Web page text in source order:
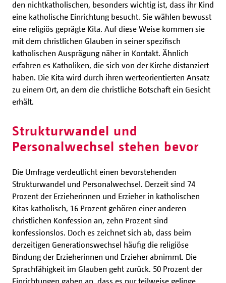
den nichtkatholischen, besonders wichtig ist, dass ihr Kind
eine katholische Einrichtung besucht. Sie wählen bewusst
eine religiös geprägte Kita. Auf diese Weise kommen sie
mit dem christlichen Glauben in seiner spezifisch
katholischen Ausprägung näher in Kontakt. Ähnlich
erfahren es Katholiken, die sich von der Kirche distanziert
haben. Die Kita wird durch ihren werteorientierten Ansatz
zu einem Ort, an dem die christliche Botschaft ein Gesicht
erhält.
Strukturwandel und
Personalwechsel stehen bevor
Die Umfrage verdeutlicht einen bevorstehenden
Strukturwandel und Personalwechsel. Derzeit sind 74
Prozent der Erzieherinnen und Erzieher in katholischen
Kitas katholisch, 16 Prozent gehören einer anderen
christlichen Konfession an, zehn Prozent sind
konfessionslos. Doch es zeichnet sich ab, dass beim
derzeitigen Generationswechsel häufig die religiöse
Bindung der Erzieherinnen und Erzieher abnimmt. Die
Sprachfähigkeit im Glauben geht zurück. 50 Prozent der
Einrichtungen gaben an, dass es nur teilweise gelinge,